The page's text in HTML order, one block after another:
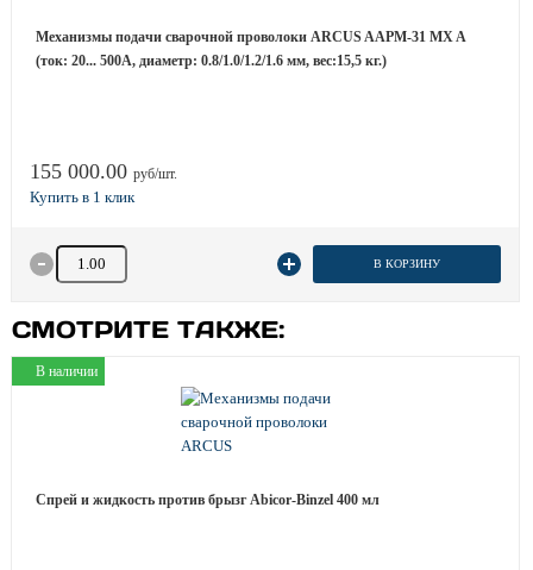
Механизмы подачи сварочной проволоки ARCUS AAPM-31 MX A
(ток: 20... 500А, диаметр: 0.8/1.0/1.2/1.6 мм, вес:15,5 кг.)
155 000.00 руб/шт.
Количество товара В КОРЗИНУ
СМОТРИТЕ ТАКЖЕ:
В наличии
Спрей и жидкость против брызг Abicor-Binzel 400 мл